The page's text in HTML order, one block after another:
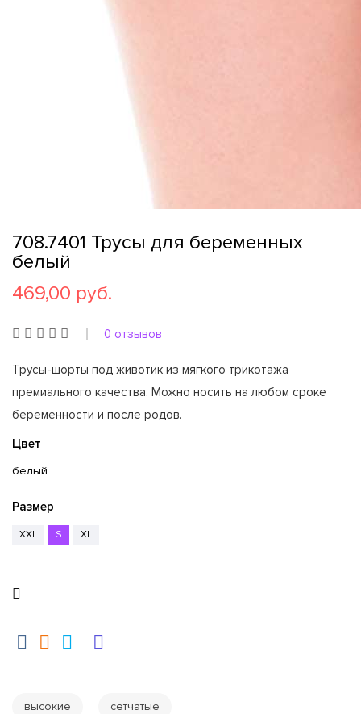
708.7401 Трусы для беременных
белый
469,00 руб.
0 отзывов
Трусы-шорты под животик из мягкого трикотажа
премиального качества. Можно носить на любом сроке
беременности и после родов.
Цвет
белый
Размер
XXL S XL
высокие сетчатые